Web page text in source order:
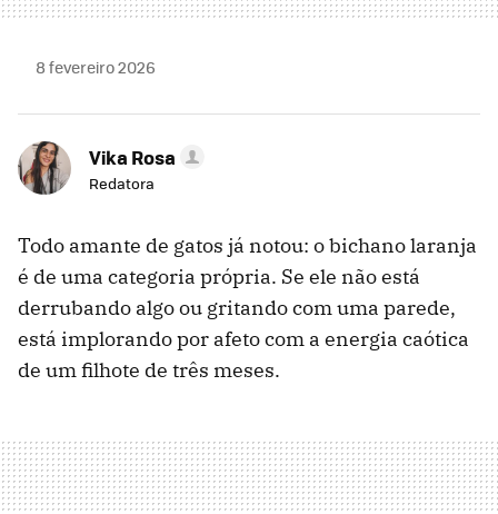
8 fevereiro 2026
Vika Rosa
Redatora
Todo amante de gatos já notou: o bichano laranja
é de uma categoria própria. Se ele não está
derrubando algo ou gritando com uma parede,
está implorando por afeto com a energia caótica
de um filhote de três meses.